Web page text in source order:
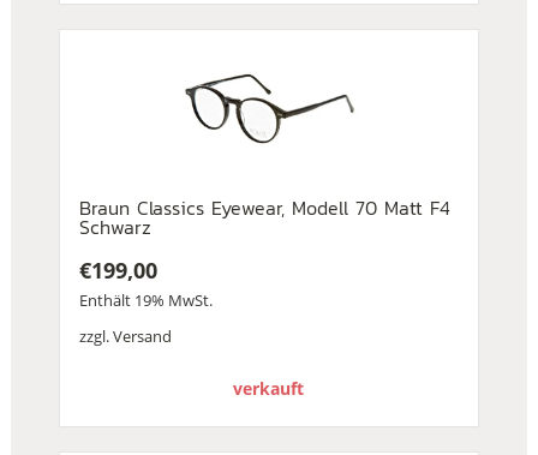
Braun Classics Eyewear, Modell 70 Matt F4
Schwarz
€199,00
Enthält 19% MwSt.
zzgl.Versand
verkauft